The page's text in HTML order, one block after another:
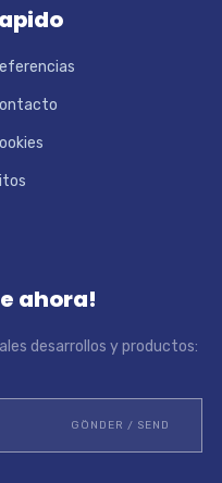
ahora!
desarrollos y productos: